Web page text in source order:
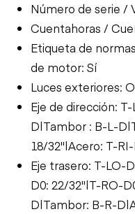
Número de serie /
Cuentahoras /
Etiqueta de
de motor: Sí
Luces exteriores:
Eje de dirección:
D|Tambor : B-L-
18/32"|Acero: T-
Eje trasero: T-LO-
D0: 22/32"|T-RO-
D|Tambor: B-R-